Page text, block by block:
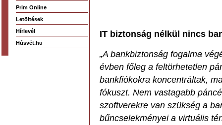
Prim Online
Letöltések
Hírlevél
Húsvét.hu
IT biztonság nélkül nincs
„A bankbiztonság fogalma
évben főleg a feltörhetetlen
bankfiókokra koncentráltak,
fókuszt. Nem vastagabb
szoftverekre van szükség a
bűncselekményei a virtuális